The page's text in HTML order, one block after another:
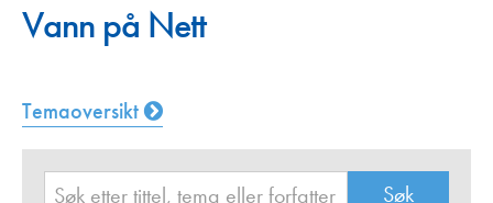
Vann på Nett
Temaoversikt